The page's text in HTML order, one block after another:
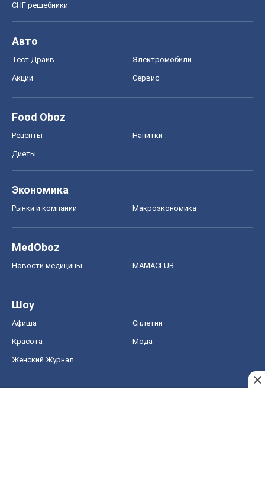
СНГ решебники
Авто
Тест Драйв Электромобили
Акции Сервис
Food Oboz
Рецепты Напитки
Диеты
Экономика
Рынки и компании Mакроэкономика
MedOboz
Новости медицины MAMACLUB
Шоу
Афиша Сплетни
Красота Мода
Женский Журнал